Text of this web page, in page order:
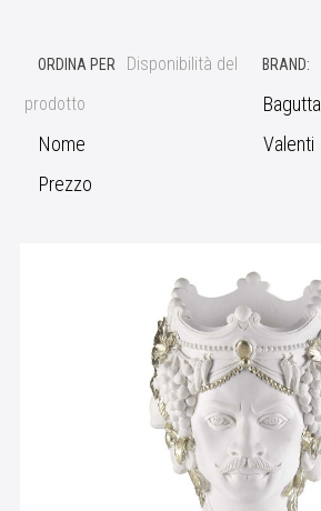
BRAND:
Bagutta
Valenti
ORDINA PER
Disponibilità del
prodotto
Nome
Prezzo